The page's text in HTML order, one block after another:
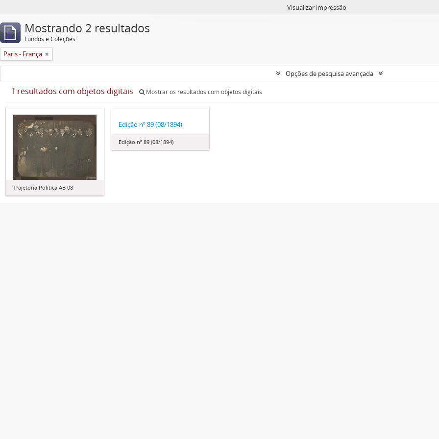
Visualizar impressão
Mostrando 2 resultados
Fundos e Coleções
Paris - França
Opções de pesquisa avançada
1 resultados com objetos digitais Mostrar os resultados com objetos digitais
Trajetória Política AB 08
Edição nº 89 (08/1894)
Edição nº 89 (08/1894)